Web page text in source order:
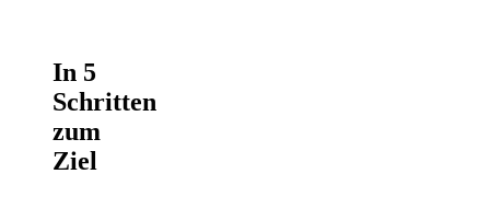
In 5
Schritten
zum
Ziel